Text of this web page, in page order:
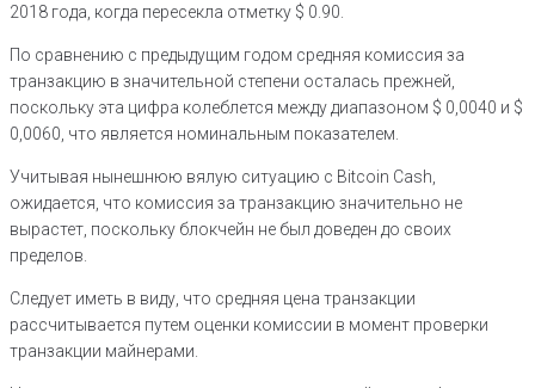
2018 года, когда пересекла отметку $ 0.90.
По сравнению с предыдущим годом средняя комиссия за
транзакцию в значительной степени осталась прежней,
поскольку эта цифра колеблется между диапазоном $ 0,0040 и $
0,0060, что является номинальным показателем.
Учитывая нынешнюю вялую ситуацию с Bitcoin Cash,
ожидается, что комиссия за транзакцию значительно не
вырастет, поскольку блокчейн не был доведен до своих
пределов.
Следует иметь в виду, что средняя цена транзакции
рассчитывается путем оценки комиссии в момент проверки
транзакции майнерами.